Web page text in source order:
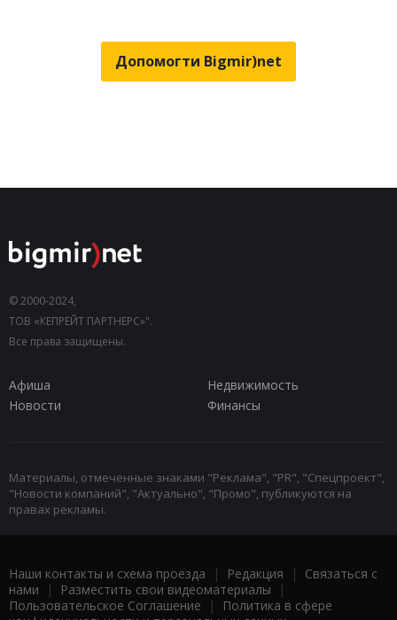
Допомогти Bigmir)net
© 2000-2024,
ТОВ «КЕПРЕЙТ ПАРТНЕРС»".
Все права защищены.
Афиша
Недвижимость
Новости
Финансы
Материалы, отмеченные знаками "Реклама", "PR", "Спецпроект",
"Новости компаний", "Актуально", "Промо", публикуются на
правах рекламы.
Наши контакты и схема проезда | Редакция | Связаться с
нами | Разместить свои видеоматериалы |
Пользовательское Соглашение |
Политика в сфере